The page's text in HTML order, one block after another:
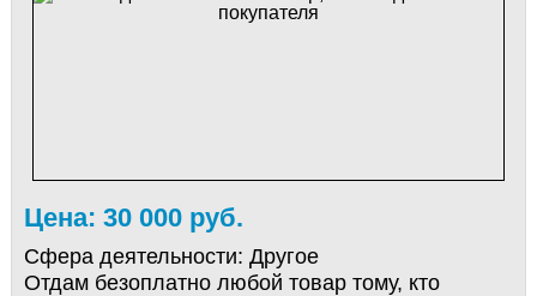
Цена: 30 000 руб.
Сфера деятельности: Другое
Отдам безоплатно любой товар тому, кто